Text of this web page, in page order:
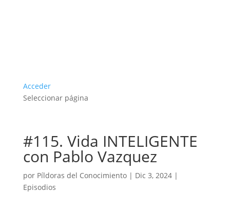
Acceder
Seleccionar página
#115. Vida INTELIGENTE
con Pablo Vazquez
por Píldoras del Conocimiento| Dic 3, 2024|
Episodios